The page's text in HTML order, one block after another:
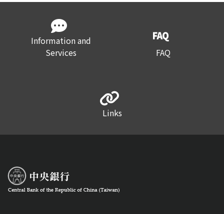
Information and
Services
FAQ
Links